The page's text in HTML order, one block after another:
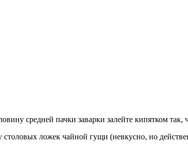
средней пачки заварки залейте кипятком так,
ложек чайной гущи (невкусно, но